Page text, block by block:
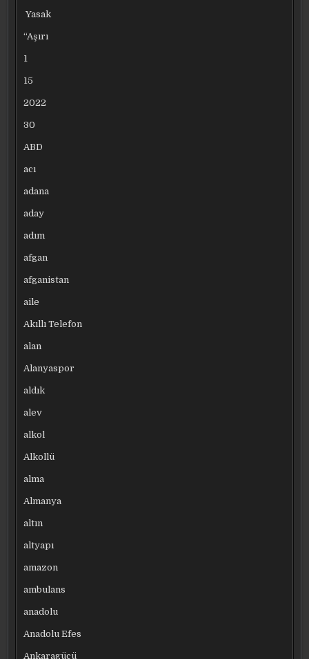
Yasak
“Aşırı
1
15
2022
30
ABD
acı
adana
aday
adım
afgan
afganistan
aile
Akıllı Telefon
alan
Alanyaspor
aldık
alev
alkol
Alkollü
alma
Almanya
altın
altyapı
amazon
ambulans
anadolu
Anadolu Efes
Ankaragücü